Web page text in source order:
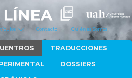
Contacto Quiénes Somos
TRADUCCIONES
DOSSIERS